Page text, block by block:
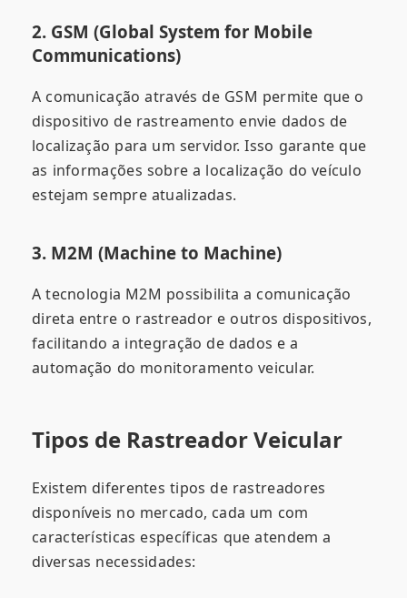
2. GSM (Global System for Mobile
Communications)
A comunicação através de GSM permite que o
dispositivo de rastreamento envie dados de
localização para um servidor. Isso garante que
as informações sobre a localização do veículo
estejam sempre atualizadas.
3. M2M (Machine to Machine)
A tecnologia M2M possibilita a comunicação
direta entre o rastreador e outros dispositivos,
facilitando a integração de dados e a
automação do monitoramento veicular.
Tipos de Rastreador Veicular
Existem diferentes tipos de rastreadores
disponíveis no mercado, cada um com
características específicas que atendem a
diversas necessidades: